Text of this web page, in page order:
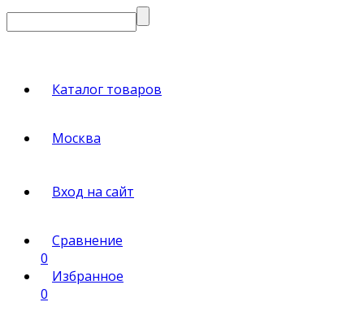
Каталог товаров
Москва
Вход на сайт
Сравнение
0
Избранное
0